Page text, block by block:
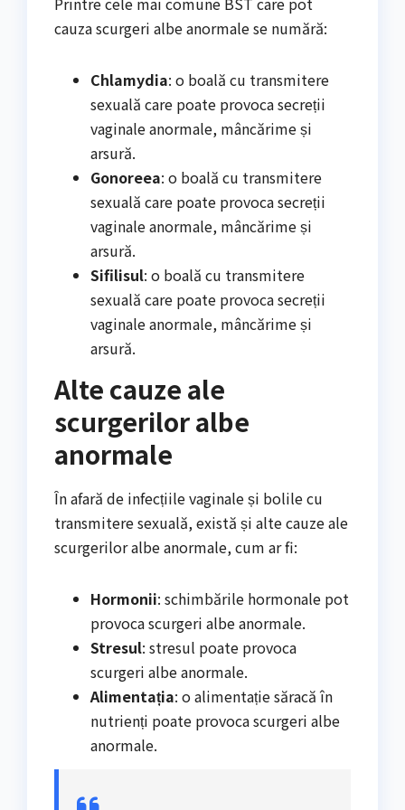
cauza scurgeri albe anormale se numără:
Chlamydia: o boală cu transmitere
sexuală care poate provoca secreții
vaginale anormale, mâncărime și
arsură.
Gonoreea: o boală cu transmitere
sexuală care poate provoca secreții
vaginale anormale, mâncărime și
arsură.
Sifilisul: o boală cu transmitere
sexuală care poate provoca secreții
vaginale anormale, mâncărime și
arsură.
Alte cauze ale
scurgerilor albe
anormale
În afară de infecțiile vaginale și bolile cu
transmitere sexuală, există și alte cauze ale
scurgerilor albe anormale, cum ar fi:
Hormonii: schimbările hormonale pot
provoca scurgeri albe anormale.
Stresul: stresul poate provoca
scurgeri albe anormale.
Alimentația: o alimentație săracă în
nutrienți poate provoca scurgeri albe
anormale.